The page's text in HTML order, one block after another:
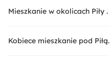
Mieszkanie w okolicach Piły .
Kobiece mieszkanie pod Piłą.